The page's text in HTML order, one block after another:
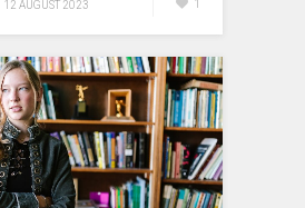
12 AUGUST 2023 1